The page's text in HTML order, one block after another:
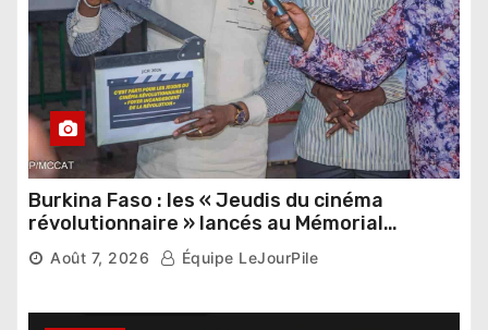
Burkina Faso : les « Jeudis du cinéma
révolutionnaire » lancés au Mémorial
Thomas Sankara
Août 7, 2026 Équipe LeJourPile